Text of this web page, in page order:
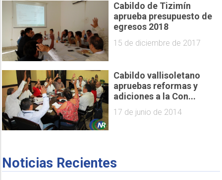
Cabildo de Tizimín
aprueba presupuesto de
egresos 2018
15 de diciembre de 2017
Cabildo vallisoletano
apruebas reformas y
adiciones a la Con...
17 de junio de 2014
Noticias Recientes